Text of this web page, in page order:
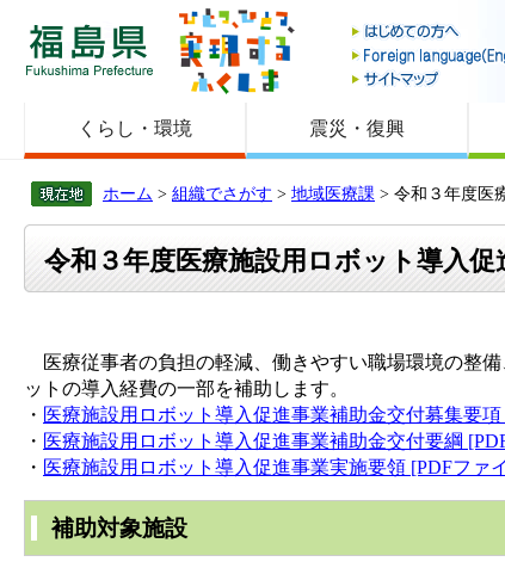
福島県
くらし・環境 震災・復興
ホーム > 組織でさがす > 地域医療課 > 令和３年度医
令和３年度医療施設用ロボット導入
医療従事者の負担の軽減、働きやすい職場環境の整
ットの導入経費の一部を補助します。
・ 医療施設用ロボット導入促進事業補助金交付募集要
・ 医療施設用ロボット導入促進事業補助金交付要綱
・ 医療施設用ロボット導入促進事業実施要領 [PDFファ
補助対象施設